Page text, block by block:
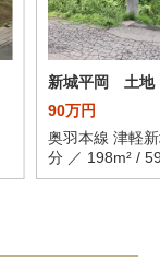
新城平岡 土地
90万円
奥羽本線 津軽
分 ／ 198m² /